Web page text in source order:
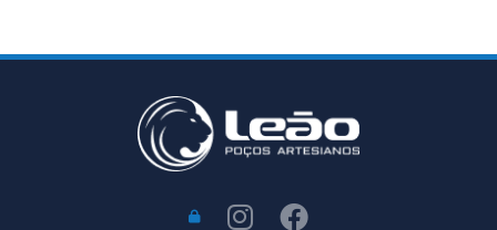
SIPAT 2024: Segurança em Primeiro Lugar!